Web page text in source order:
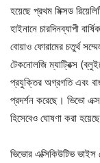
হয়েছে প্রথম মিক্সড
হাইনানে চারদিনব্যাপী
বোয়াও ফোরামের চতুর্থ
টেকনোলজি ম্যাট্রিক্স
প্রযুক্তির অগ্রগতি এবং
প্রদর্শন করেছে। ভিভো
হিসেবেও ঘোষণা করা
ভিভোর এক্সিকিউটিভ ভাইস